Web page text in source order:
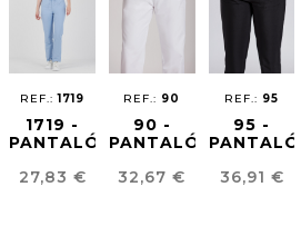
REF.:1719
1719 -
PANTALÓN
UNISEX
Precio
27,83 €
REF.: 90
90 -
PANTALÓN
UNISEX
Precio
32,67 €
REF.: 95
95 -
FIT
Precio
36,91 €